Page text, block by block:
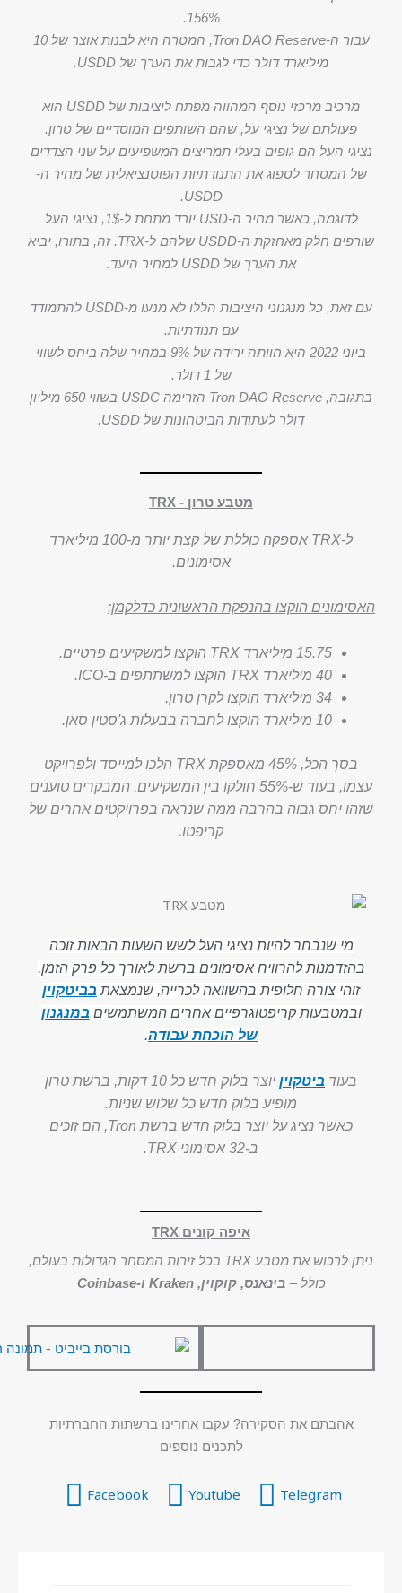
156%.
עבור ה-Tron DAO Reserve, המטרה היא לבנות אוצר של 10
מיליארד דולר כדי לגבות את הערך של USDD.
מרכיב מרכזי נוסף המהווה מפתח ליציבות של USDD הוא
פעולתם של נציגי על, שהם השותפים המוסדיים של טרון.
נציגי העל הם גופים בעלי תמריצים המשפיעים על שני הצדדים
של המסחר לספוג את התנודתיות הפוטנציאלית של מחיר ה-
USDD.
לדוגמה, כאשר מחיר ה-USD יורד מתחת ל-1$, נציגי העל
שורפים חלק מאחזקת ה-USDD שלהם ל-TRX. זה, בתורו, יביא
את הערך של USDD למחיר היעד.
עם זאת, כל מנגנוני היציבות הללו לא מנעו מ-USDD להתמודד
עם תנודתיות.
ביוני 2022 היא חוותה ירידה של 9% במחיר שלה ביחס לשווי
של 1 דולר.
בתגובה, Tron DAO Reserve הזרימה USDC בשווי 650 מיליון
דולר לעתודות הביטחונות של USDD.
מטבע טרון - TRX
ל-TRX אספקה כוללת של קצת יותר מ-100 מיליארד
אסימונים.
האסימונים הוקצו בהנפקת הראשונית כדלקמן:
15.75 מיליארד TRX הוקצו למשקיעים פרטיים.
40 מיליארד TRX הוקצו למשתתפים ב-ICO.
34 מיליארד הוקצו לקרן טרון.
10 מיליארד הוקצו לחברה בבעלות ג'סטין סאן.
בסך הכל, 45% מאספקת TRX הלכו למייסד ולפרויקט
עצמו, בעוד ש-55% חולקו בין המשקיעים. המבקרים טוענים
שזהו יחס גבוה בהרבה ממה שנראה בפרויקטים אחרים של
קריפטו.
מי שנבחר להיות נציגי העל לשש השעות הבאות זוכה
בהזדמנות להרוויח אסימונים ברשת לאורך כל פרק הזמן.
זוהי צורה חלופית בהשוואה לכרייה, שנמצאת בביטקוין
ובמטבעות קריפטוגרפיים אחרים המשתמשיםבמנגנון
של הוכחת עבודה.
בעוד ביטקוין
יוצר בלוק חדש כל 10 דקות, ברשת טרון
מופיע בלוק חדש כל שלוש שניות.
כאשר נציג על יוצר בלוק חדש ברשת Tron, הם זוכים
ב-32 אסימוני TRX.
איפה קונים TRX
ניתן לרכוש את מטבע TRX בכל זירות המסחר הגדולות בעולם,
כולל – בינאנס, קוקוין, Kraken ו-Coinbase
אהבתם את הסקירה? עקבו אחרינו ברשתות החברתיות
לתכנים נוספים
Telegram
Youtube
Facebook